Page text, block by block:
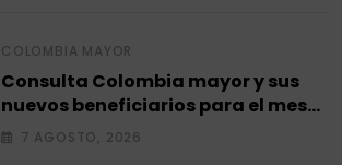
COLOMBIA MAYOR
Consulta Colombia mayor y sus
nuevos beneficiarios para el mes
de agosto 2026.
7 AGOSTO, 2026